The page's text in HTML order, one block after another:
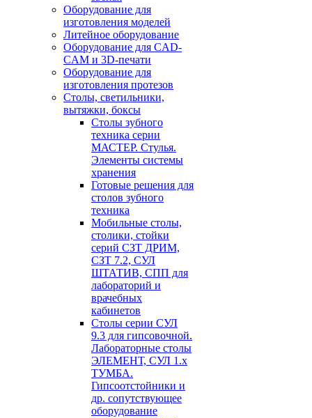
Оборудование для
изготовления моделей
Литейное оборудование
Оборудование для CAD-
CAM и 3D-печати
Оборудование для
изготовления протезов
Cтолы, светильники,
вытяжки, боксы
Столы зубного
техника серии
МАСТЕР. Стулья.
Элементы системы
хранения
Готовые решения для
столов зубного
техника
Мобильные столы,
столики, стойки
серий СЗТ ДРИМ,
СЗТ 7.2, СУЛ
ШТАТИВ, СПП для
лабораторий и
врачебных
кабинетов
Столы серии СУЛ
9.3 для гипсовочной.
Лабораторные столы
ЭЛЕМЕНТ, СУЛ 1.х
ТУМБА.
Гипсоотстойники и
др. сопутствующее
оборудование